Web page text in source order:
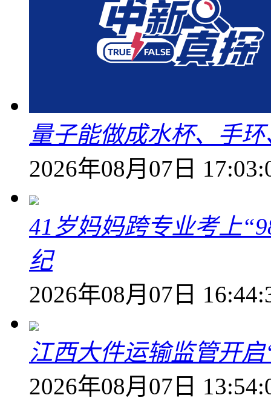
量子能做成水杯、手
2026年08月07日
41岁妈妈跨专业考上
纪
2026年08月07日
江西大件运输监管开
2026年08月07日